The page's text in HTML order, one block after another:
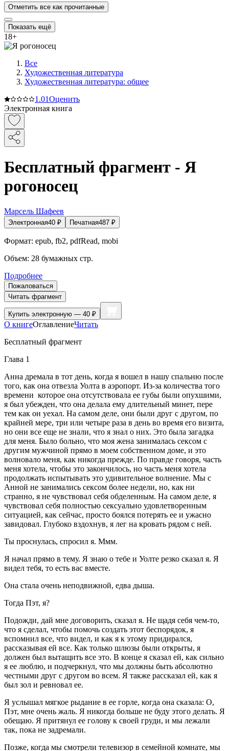
Отметить все как прочитанные
Показать ещё
18+
Все
Художественная литература
Художественная литература: общее
1.01Оценить
Электронная книга
Бесплатный фрагмент - Я
рогоносец
Марсель Шафеев
Электронная40 ₽ Печатная487 ₽
Формат: epub, fb2, pdfRead, mobi
Объем: 28 бумажных стр.
Подробнее
Пожаловаться
Читать фрагмент
Купить электронную — 40 ₽
О книгеОглавлениеЧитать
Бесплатный фрагмент
Глава 1
Анна дремала в тот день, когда я вошел в нашу спальню после
того, как она отвезла Уолта в аэропорт. Из-за количества того
времени которое она отсутствовала ее губы были опухшими,
я был убежден, что она делала ему длительный минет, пере
тем как он уехал. На самом деле, они были друг с другом, по
крайней мере, три или четыре раза в день во время его визита,
но они все еще не знали, что я знал о них. Это была загадка
для меня. Было больно, что моя жена занималась сексом с
другим мужчиной прямо в моем собственном доме, и это
волновало меня, как никогда прежде. По правде говоря, часть
меня хотела, чтобы это закончилось, но часть меня хотела
продолжать испытывать это удивительное волнение. Мы с
Анной не занимались сексом более недели, но, как ни
странно, я не чувствовал себя обделенным. На самом деле, я
чувствовал себя полностью сексуально удовлетворенным
ситуацией, как сейчас, просто боялся потерять ее и ужасно
завидовал. Глубоко вздохнув, я лег на кровать рядом с ней.
Ты проснулась, спросил я. Ммм.
Я начал прямо в тему. Я знаю о тебе и Уолте резко сказал я. Я
видел тебя, то есть вас вместе.
Она стала очень неподвижной, едва дыша.
Тогда Пэт, я?
Подожди, дай мне договорить, сказал я. Не щадя себя чем-то,
что я сделал, чтобы помочь создать этот беспорядок, я
вспомнил все, что видел, и как я к этому придирался,
рассказывая ей все. Как только шлюзы были открыты, я
должен был вытащить все это. В конце я сказал ей, как сильно
я ее люблю, и подчеркнул, что мы должны быть абсолютно
честными друг с другом во всем. Я также рассказал ей, как я
был зол и ревновал ее.
Я услышал мягкое рыдание в ее горле, когда она сказала: О,
Пэт, мне очень жаль. Я никогда больше не буду этого делать. Я
обещаю. Я притянул ее голову к своей груди, и мы лежали
так, пока не задремали.
Позже, когда мы смотрели телевизор в семейной комнате, мы